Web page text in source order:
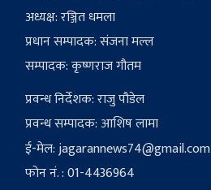
अध्यक्ष: रञ्जित धमला
प्रधान सम्पादक: संजना मल्ल
सम्पादक: कृष्णराज गौतम
प्रवन्ध निर्देशक: राजु पौडेल
प्रवन्ध सम्पादक: आशिष लामा
ई-मेल: jagarannews74@gmail.com
फोन नं. : 01-4436964